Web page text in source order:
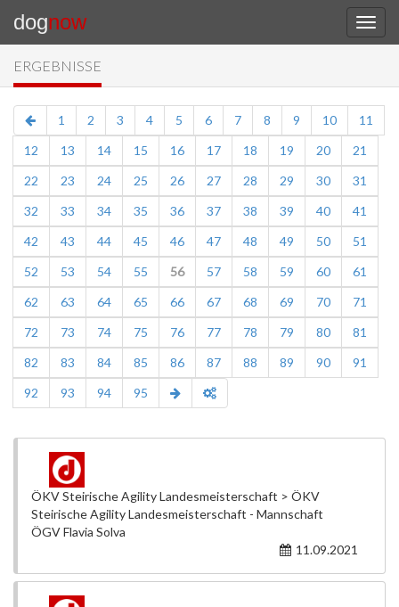
dognow
ERGEBNISSE
1 2 3 4 5 6 7 8 9 10
11
12
13 14 15 16 17 18 19 20
21
22
23 24 25 26 27 28 29 30
31
32
33 34 35 36 37 38 39 40
41
42
43 44 45 46 47 48 49 50
51
52
53 54 55 56 57 58 59 60
61
62
63 64 65 66 67 68 69 70
71
72
73 74 75 76 77 78 79 80
81
82
83 84 85 86 87 88 89 90
91
92
93 94 95
ÖKV Steirische Agility Landesmeisterschaft > ÖKV
Steirische Agility Landesmeisterschaft - Mannschaft
ÖGV Flavia Solva
11.09.2021